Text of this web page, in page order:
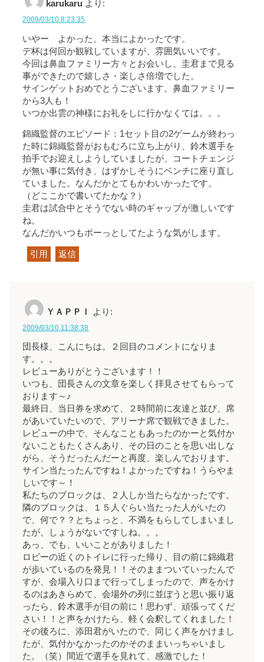
karukaru より:
2009/03/10 8:23:35
いやー よかった。本当によかったです。
デ杯は何回か観戦していますが、雰囲気いいです。
今回は鼻血ファミリー方々とお会いし、圭君まで見る
事ができたので嬉しさ・楽しさ倍増でした。
サインゲットおめでとうございます。鼻血ファミリー
から3人も！
いつか出雲の神様にお礼をしに行かなくては。。。
錦織監督のエピソード：1セット目の2ゲームが終わっ
た時に錦織監督がおもむろに立ち上がり、鈴木選手を
拍手でお迎えしようしていましたが、コートチェンジ
が無い事に気付き、はずかしそうにベンチに座り直し
ていました。なんだかとてもかわいかったです。
（どここかで書いてたかな？）
圭君は試合中とそうでない時のギャップが激しいです
ね。
なんだかいつもポーっとしてたような気がします。
引用 返信
ＹＡＰＰＩ より:
2009/03/10 11:38:38
団長様、こんにちは。２回目のコメントになりま
す。。。
レビューありがとうございます！！
いつも、団長さんの文章を楽しく拝見させてもらって
おります～♪
最終日、当日券を求めて、２時間前に友達と並び、席
があいていたいので、アリーナ席で観戦できました。
レビューの中で、そんなこともあったのかーと気付か
ないこともたくさんあり、その日のことを思い出しな
がら、そうだったんだーと再度、楽しんでおります。
サイン当たったんですね！よかったですね！うらやま
しいです～！
私たちのブロックは、２人しか当たらなかったです。
隣のブロックは、１５人ぐらい当たった人がいたの
で、何で？？とちょっと、不満をもらしてしまいまし
たが、しょうがないですしね。。。
あっ、でも、いいことがありました！
ロビーの近くのトイレに行った帰り、目の前に錦織君
が歩いているのを発見！！そのままついていったんで
すが、会場入り口まで行ってしまったので、声をかけ
るのはあきらめて、会場外の列に並ぼうと思い振り返
ったら、鈴木選手が目の前に！思わず、頑張ってくだ
さい！！と声をかけたら、軽く会釈してくれました！
その後ろに、添田君がいたので、同じく声をかけまし
たが、気付かなかったのかそのままいっちゃいまし
た。（笑）間近で選手を見れて、感激でした！